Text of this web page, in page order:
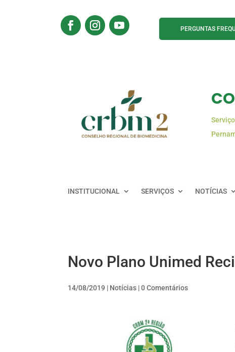
PERGUNTAS
INSTITUCIONAL SERVIÇOS NOTÍCIAS
Novo Plano Unimed
14/08/2019 | Notícias |0 Comentários